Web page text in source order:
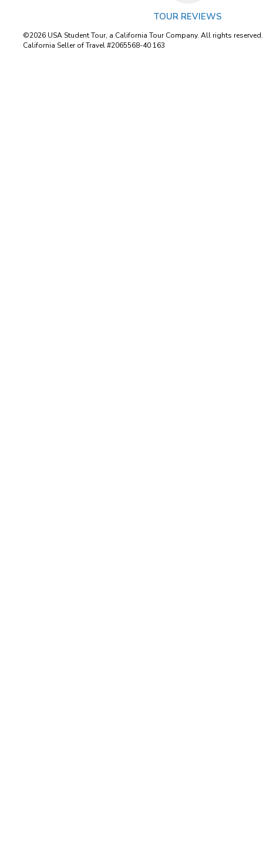
TOUR REVIEWS
©2026 USA Student Tour, a California Tour Company. All rights reserved.
California Seller of Travel #2065568-40 163